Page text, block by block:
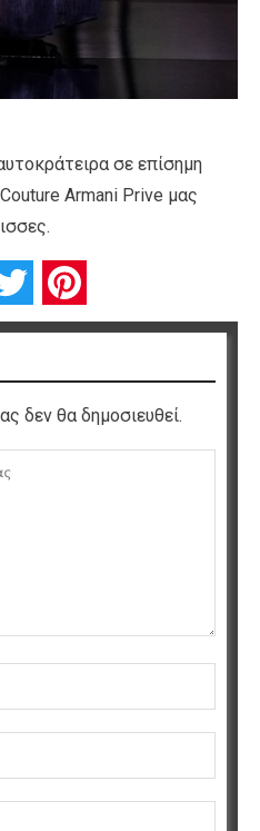
σε επίσημη
Armani Prive μας
Twitter
δεν θα δημοσιευθεί.